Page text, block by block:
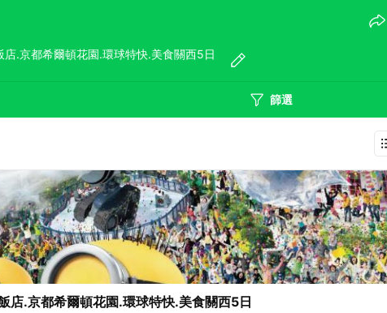
店.京都希爾頓花園.環球特快.美食關西5日
篩選
店.京都希爾頓花園.環球特快.美食關西5日